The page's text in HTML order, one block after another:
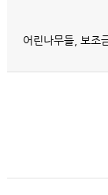
어린나무들, 보조